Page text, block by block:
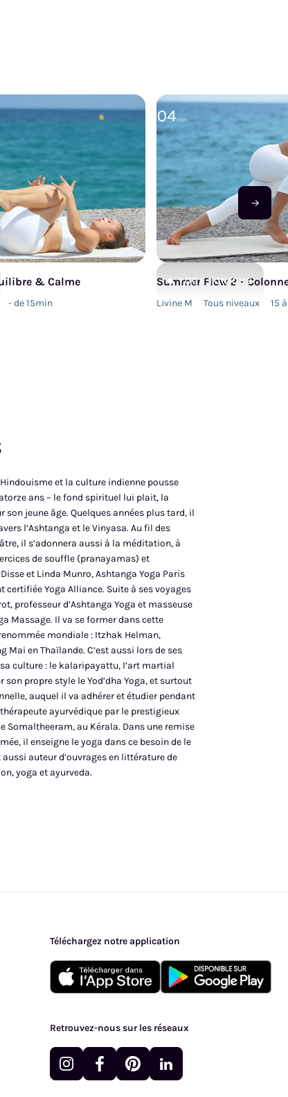
& Calme
- de 15min
YOGA TONIQUE
Summer Flow 2 -
Livine M Tous niveaux 15
→
et la culture indienne pousse
ans – le fond spirituel lui plait, la
jeune âge. Quelques années plus tard, il
l’Ashtanga et le Vinyasa. Au fil des
il s’adonnera aussi à la méditation, à
de souffle (pranayamas) et
et Linda Munro, Ashtanga Yoga Paris
certifiée Yoga Alliance. Suite à ses voyages
professeur d’Ashtanga Yoga et masseuse
Massage. Il va se former dans cette
mondiale : Itzhak Helman,
Mai en Thaïlande. C’est aussi lors de ses
sa culture : le kalaripayattu, l’art martial
propre style le Yod’dha Yoga, et surtout
auquel il va adhérer et étudier pendant
ayurvédique par le prestigieux
Somaltheeram, au Kérala. Dans une remise
il enseigne le yoga dans ce besoin de le
auteur d’ouvrages en littérature de
yoga et ayurveda.
Téléchargez notre application
Retrouvez-nous sur les réseaux